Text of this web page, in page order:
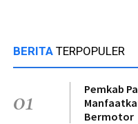
BERITA TERPOPULER
01
Pemkab
Bermotor